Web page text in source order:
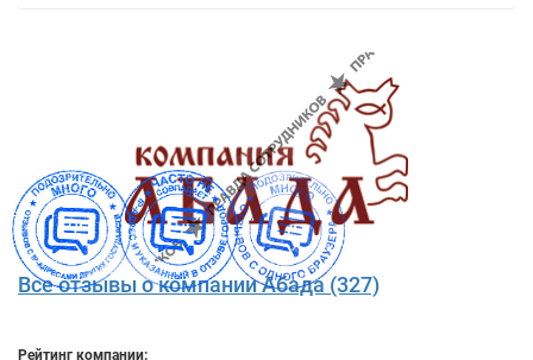
Все отзывы о компании Абада (327)
Рейтинг компании: